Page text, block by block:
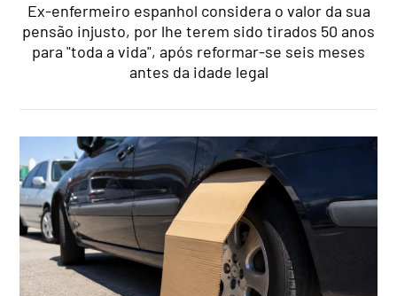
Ex-enfermeiro espanhol considera o valor da sua
pensão injusto, por lhe terem sido tirados 50 anos
para "toda a vida", após reformar-se seis meses
antes da idade legal